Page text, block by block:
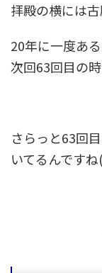
拝殿の横には
20年に一度あ
次回63回目の
さらっと63回
いてるんです